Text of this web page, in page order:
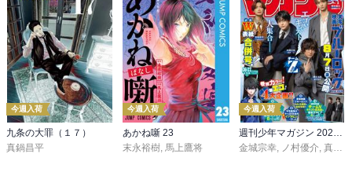
今週入荷
九条の大罪（１７）
真鍋昌平
今週入荷
あかね噺 23
末永裕樹 馬上鷹将
今週入荷
金城宗幸
ノ村優介 真島ヒロ